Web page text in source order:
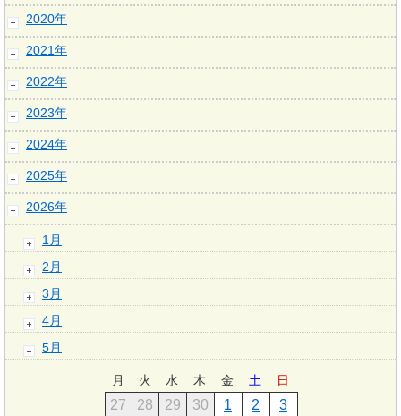
2020年
2021年
2022年
2023年
2024年
2025年
2026年
1月
2月
3月
4月
5月
月 火 水 木 金 土 日
27 28 29 30 1 2
3